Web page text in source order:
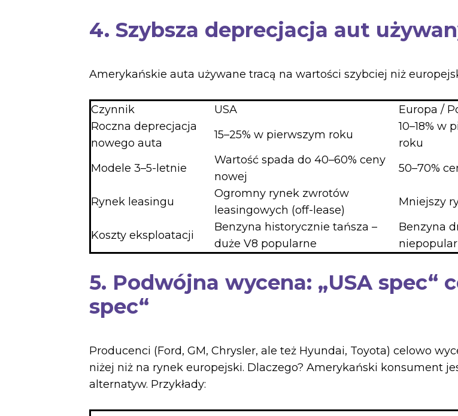
4. Szybsza deprecjacja aut
Amerykańskie auta używane tracą na wartości szybciej niż
Czynnik USA Europa /
Roczna deprecjacja
nowego auta
15–25% w pierwszym roku
10–18% w
roku
Modele 3–5-letnie
Wartość spada do 40–60% ceny
nowej
50–70%
Rynek leasingu
Ogromny rynek zwrotów
leasingowych (off-lease)
Mniejszy
Koszty eksploatacji
Benzyna historycznie tańsza –
duże V8 popularne
Benzyna
5. Podwójna wycena: „USA spec“
spec“
Producenci (Ford, GM, Chrysler, ale też Hyundai, Toyota) celowo
niżej niż na rynek europejski. Dlaczego? Amerykański konsument
alternatyw. Przykłady: